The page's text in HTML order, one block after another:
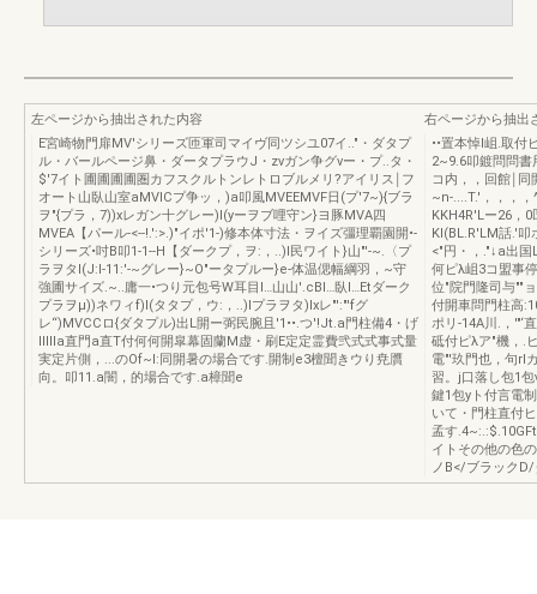
左ページから抽出された内容
E宮崎物門扉MV'シリーズ匝軍司マイヴ同ツシユ07イ.."・ダタプ
ル・バールページ鼻・ダータプラウJ・zνガン争グνー・プ..タ・
$'7イト圃圃圃圃圏カフスクルトンレトロブルメリ?アイリス￨フ
オート山臥山室aMVlCプ争ッ，)a叩風MVEEMVF日(プ'7~){ブラ
ヲ"{プラ，7))xレガン十グレー)I(yーヲブ哩守ン}ヨ豚MVA四
MVEA【パール-<--!.':>.)"イポ'1-)修本体寸法・ヲイズ彊理覇園開•-
シリーズ•吋B叩1-1--H【ダークプ，ヲ:，..)I民ワイト}山"'-~.〈プ
ラヲタI(J:I-11:'-~グレー}~O"ータプルー}e-体温偲幅綱羽，~守
強圃サイズ.~..庸一•つり元包号W耳目I…山山'.cBI…臥l…Etダーク
プラヲμ))ネワィf)I(タタプ，ウ:，..)Iプラヲタ)Ixレ"':"'fグ
レ“)MVCCロ{ダタプル)出L開ー弼民腕且'1••.つ'!Jt.a門柱備4・げ
llllla直門a直T付何何開皐幕固蘭M虚・刷E定定霊費弐式式事式量
実定片側，...のOf~l:同開暑の場合です.開制e3檀聞きウり尭贋
向。叩11.a闇，的場合です.a樟聞e
右ページから抽出
••置本悼I岨.取
2~9.6叩鍍問問書
コ内，，回館￨同
~n-....T.'，，，
KKH4R'Lー26，
KI(BL.R'LM話.'叩
<"円・，."↓a出
何ピλ岨3コ盟事
位"院門隆司与""
付開車問門柱高
ポリ-14A川.，'"‘
砥付ピλア"機，.
電"'玖門也，句rl
習。j口落し包1
鍵1包yト付言電
いて・門柱直付
孟す
イトその他の色
ノB</ブラック